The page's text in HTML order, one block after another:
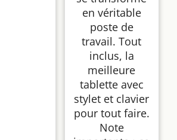
en véritable
poste de
travail. Tout
inclus, la
meilleure
tablette avec
stylet et clavier
pour tout faire.
Note